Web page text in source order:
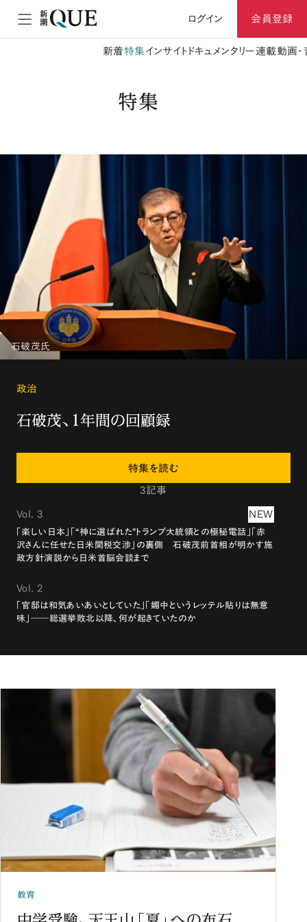
ログイン 会員登録
新着特集 インサイト ドキュメンタリー 連載動画
特集
石破茂氏
政治
石破茂、1年間の回顧録
特集を読む
3記事
Vol. 3 NEW
「楽しい日本」「“神に選ばれた”トランプ大統領との極秘電話」「赤
沢さんに任せた日米関税交渉」の裏側 石破茂前首相が明かす施
政方針演説から日米首脳会談まで
Vol. 2
「官邸は和気あいあいとしていた」「媚中というレッテル貼りは無意
味」――総選挙敗北以降、何が起きていたのか
教育